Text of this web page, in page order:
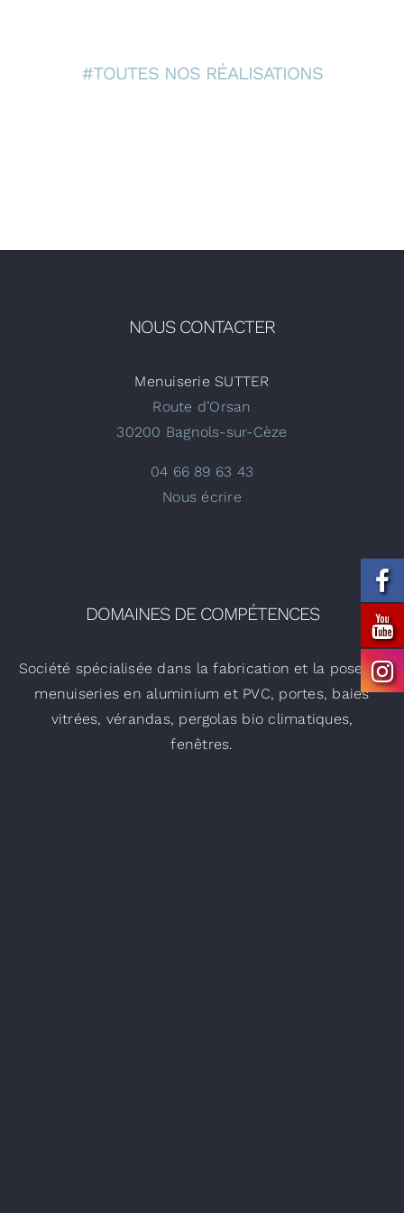
#TOUTES NOS RÉALISATIONS
NOUS CONTACTER
Menuiserie SUTTER
Route d’Orsan
30200 Bagnols-sur-Cèze
04 66 89 63 43
Nous écrire
DOMAINES DE COMPÉTENCES
Société spécialisée dans la fabrication et la pose de
menuiseries en aluminium et PVC, portes, baies
vitrées, vérandas, pergolas bio climatiques,
fenêtres.